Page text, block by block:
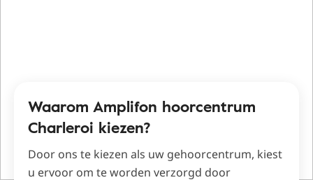
Waarom Amplifon hoorcentrum
Charleroi kiezen?
Door ons te kiezen als uw gehoorcentrum, kiest
u ervoor om te worden verzorgd door